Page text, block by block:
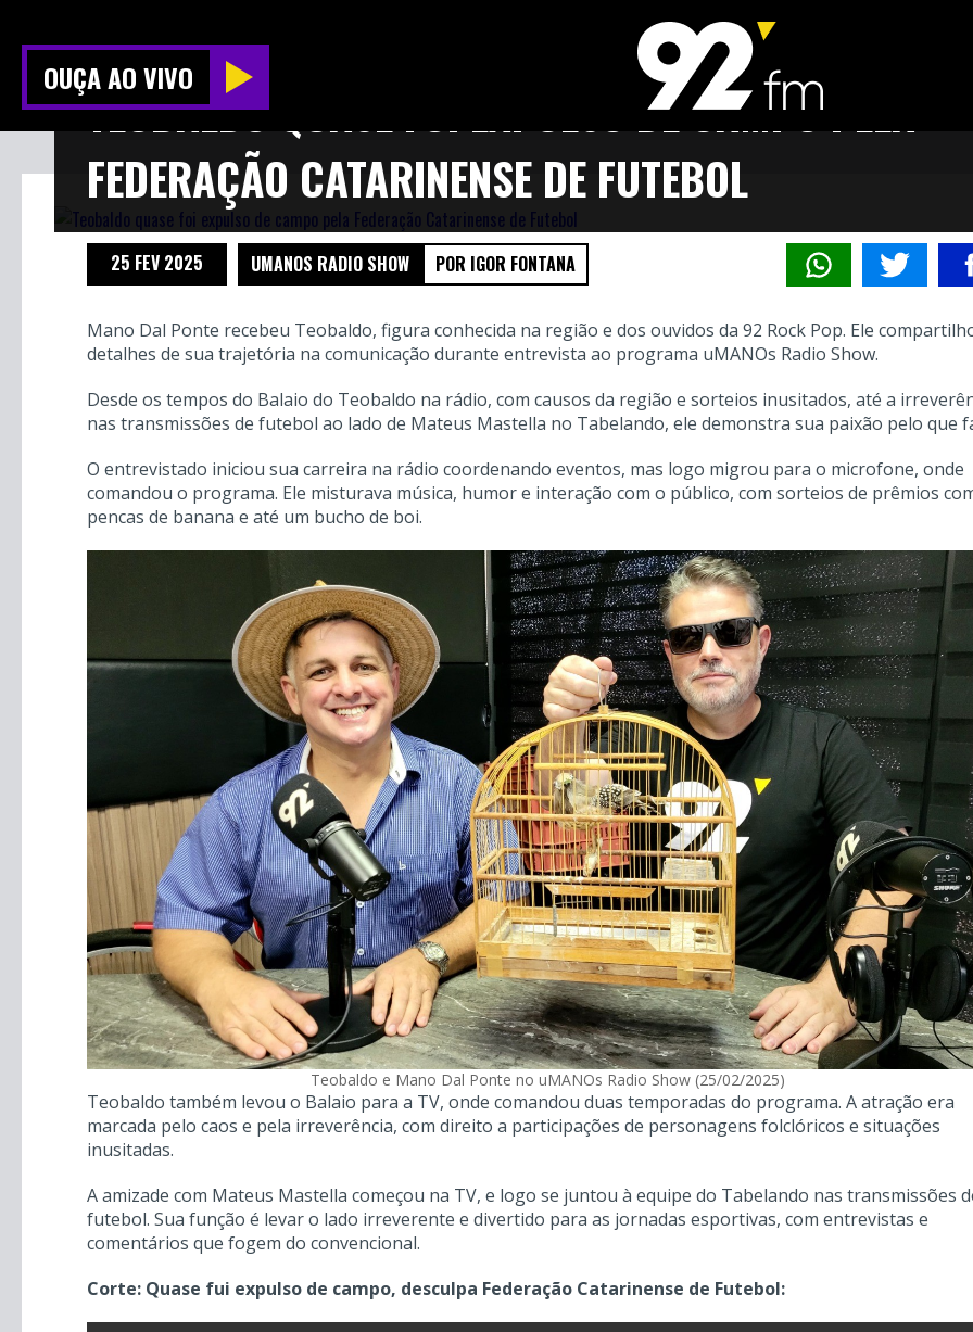
OUÇA AO VIVO
TEOBALDO QUASE FOI EXPULSO DE CAMPO PELA
FEDERAÇÃO CATARINENSE DE FUTEBOL
25 FEV 2025 UMANOS RADIO SHOW POR IGOR FONTANA
Mano Dal Ponte recebeu Teobaldo, figura conhecida na região e dos ouvidos da 92 Rock Pop. Ele
detalhes de sua trajetória na comunicação durante entrevista ao programa uMANOs Radio Show.
Desde os tempos do Balaio do Teobaldo na rádio, com causos da região e sorteios inusitados, até a
nas transmissões de futebol ao lado de Mateus Mastella no Tabelando, ele demonstra sua paixão pelo que
O entrevistado iniciou sua carreira na rádio coordenando eventos, mas logo migrou para o microfone, onde
comandou o programa. Ele misturava música, humor e interação com o público, com sorteios de prêmios
pencas de banana e até um bucho de boi.
Teobaldo e Mano Dal Ponte no uMANOs Radio Show (25/02/2025)
Teobaldo também levou o Balaio para a TV, onde comandou duas temporadas do programa. A atração era
marcada pelo caos e pela irreverência, com direito a participações de personagens folclóricos e situações
inusitadas.
A amizade com Mateus Mastella começou na TV, e logo se juntou à equipe do Tabelando nas transmissões
futebol. Sua função é levar o lado irreverente e divertido para as jornadas esportivas, com entrevistas e
comentários que fogem do convencional.
Corte: Quase fui expulso de campo, desculpa Federação Catarinense de Futebol: